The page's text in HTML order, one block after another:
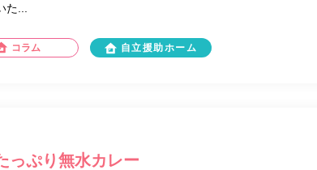
...
コラム 自立援助ホーム
っぷり無水カレー